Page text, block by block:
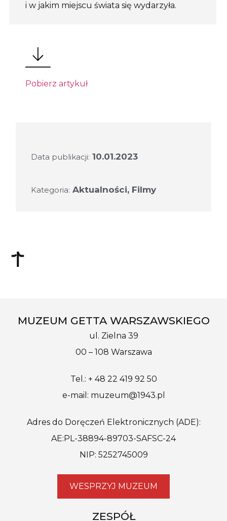
i w jakim miejscu świata się wydarzyła.
Pobierz artykuł
Data publikacji: 10.01.2023
Kategoria: Aktualności, Filmy
MUZEUM GETTA WARSZAWSKIEGO
ul. Zielna 39
00 – 108 Warszawa
Tel.: + 48 22 419 92 50
e-mail: muzeum@1943.pl
Adres do Doręczeń Elektronicznych (ADE):
AE:PL-38894-89703-SAFSC-24
NIP: 5252745009
WESPRZYJ MUZEUM
ZESPÓŁ